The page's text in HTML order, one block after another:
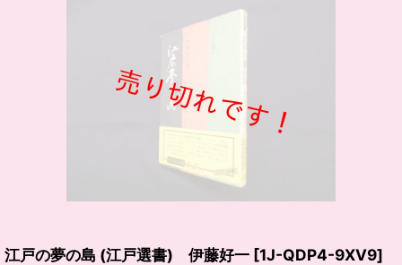
江戸の夢の島 (江戸選書) 伊藤好一 [1J-QDP4-9XV9]